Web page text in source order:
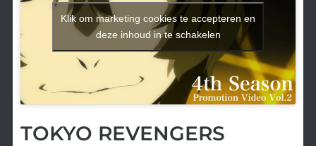
Klik om marketing cookies te accepteren en
deze inhoud in te schakelen
TOKYO REVENGERS